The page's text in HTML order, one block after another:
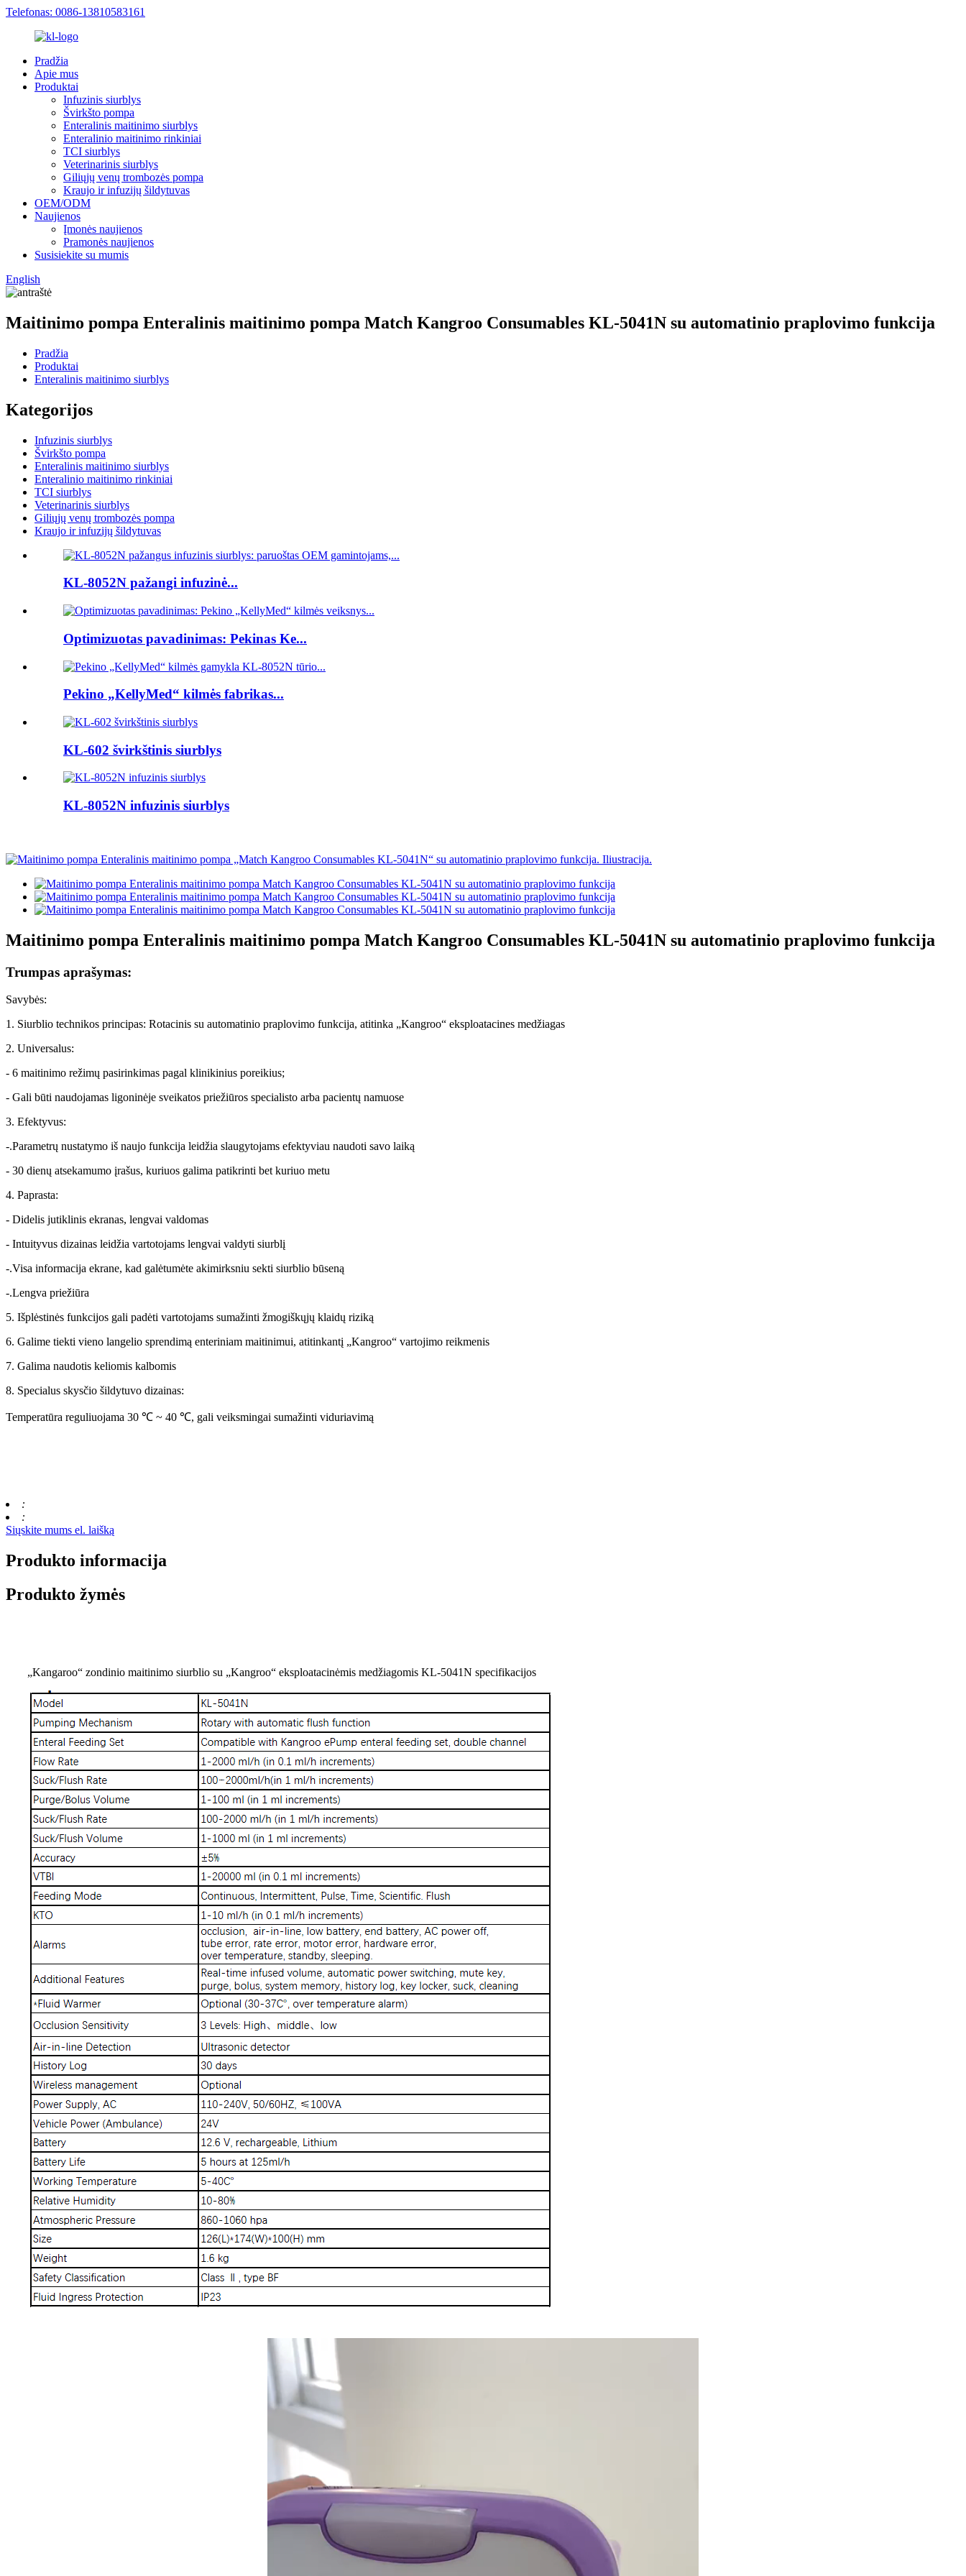
Telefonas: 0086-13810583161
Pradžia
Apie mus
Produktai
Infuzinis siurblys
Švirkšto pompa
Enteralinis maitinimo siurblys
Enteralinio maitinimo rinkiniai
TCI siurblys
Veterinarinis siurblys
Giliųjų venų trombozės pompa
Kraujo ir infuzijų šildytuvas
OEM/ODM
Naujienos
Įmonės naujienos
Pramonės naujienos
Susisiekite su mumis
English
Maitinimo pompa Enteralinis maitinimo pompa Match Kangroo Consumables KL-5041N su automatinio praplovimo funkcija
Pradžia
Produktai
Enteralinis maitinimo siurblys
Kategorijos
Infuzinis siurblys
Švirkšto pompa
Enteralinis maitinimo siurblys
Enteralinio maitinimo rinkiniai
TCI siurblys
Veterinarinis siurblys
Giliųjų venų trombozės pompa
Kraujo ir infuzijų šildytuvas
KL-8052N pažangi infuzinė...
Optimizuotas pavadinimas: Pekinas Ke...
Pekino „KellyMed“ kilmės fabrikas...
KL-602 švirkštinis siurblys
KL-8052N infuzinis siurblys
Maitinimo pompa Enteralinis maitinimo pompa Match Kangroo Consumables KL-5041N su automatinio praplovimo funkcija
Trumpas aprašymas:
Savybės:
1. Siurblio technikos principas: Rotacinis su automatinio praplovimo funkcija, atitinka „Kangroo“ eksploatacines medžiagas
2. Universalus:
- 6 maitinimo režimų pasirinkimas pagal klinikinius poreikius;
- Gali būti naudojamas ligoninėje sveikatos priežiūros specialisto arba pacientų namuose
3. Efektyvus:
-.Parametrų nustatymo iš naujo funkcija leidžia slaugytojams efektyviau naudoti savo laiką
- 30 dienų atsekamumo įrašus, kuriuos galima patikrinti bet kuriuo metu
4. Paprasta:
- Didelis jutiklinis ekranas, lengvai valdomas
- Intuityvus dizainas leidžia vartotojams lengvai valdyti siurblį
-.Visa informacija ekrane, kad galėtumėte akimirksniu sekti siurblio būseną
-.Lengva priežiūra
5. Išplėstinės funkcijos gali padėti vartotojams sumažinti žmogiškųjų klaidų riziką
6. Galime tiekti vieno langelio sprendimą enteriniam maitinimui, atitinkantį „Kangroo“ vartojimo reikmenis
7. Galima naudotis keliomis kalbomis
8. Specialus skysčio šildytuvo dizainas:
Temperatūra reguliuojama 30 ℃ ~ 40 ℃, gali veiksmingai sumažinti viduriavimą
:
:
Siųskite mums el. laišką
Produkto informacija
Produkto žymės
„Kangaroo“ zondinio maitinimo siurblio su „Kangroo“ eksploatacinėmis medžiagomis KL-5041N specifikacijos